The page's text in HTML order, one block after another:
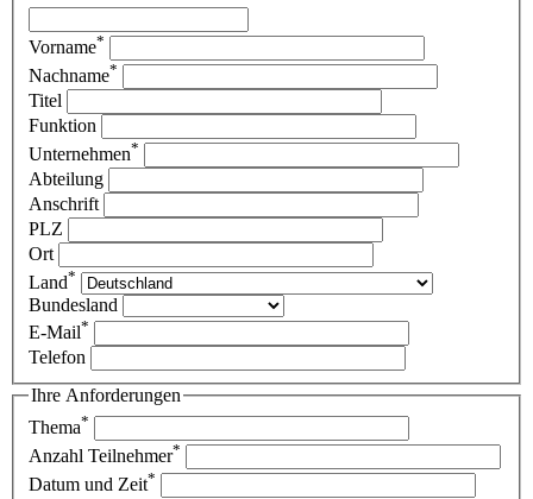
Vorname*
Nachname*
Titel
Funktion
Unternehmen*
Abteilung
Anschrift
PLZ
Ort
Land*
Bundesland
E-Mail*
Telefon
Ihre Anforderungen
Thema*
Anzahl Teilnehmer*
Datum und Zeit*